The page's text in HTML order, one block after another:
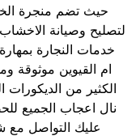
حيث تضم منجرة
لتصليح وصيانة الاخشاب
خدمات النجارة
ام القيوين موثوقة
الكثير من الديكورات
نال اعجاب الجميع
عليك التواصل مع